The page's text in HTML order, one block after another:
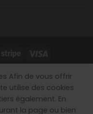
DE VENTE
droits sont réservés.
Afin de vous offrir
utilise des cookies
également. En
la page ou bien